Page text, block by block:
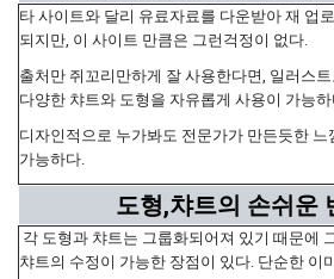
타 사이트와 달리 유료자료를 다운받아 재 업
되지만, 이 사이트 만큼은 그런걱정이 없다.
출처만 쥐꼬리만하게 잘 사용한다면, 일러스
다양한 챠트와 도형을 자유롭게 사용이 가능
디자인적으로 누가봐도 전문가가 만든듯한 느
가능하다.
도형,챠트의 손쉬운
각 도형과 챠트는 그룹화되어져 있기 때문에
챠트의 수정이 가능한 장점이 있다. 단순한 이